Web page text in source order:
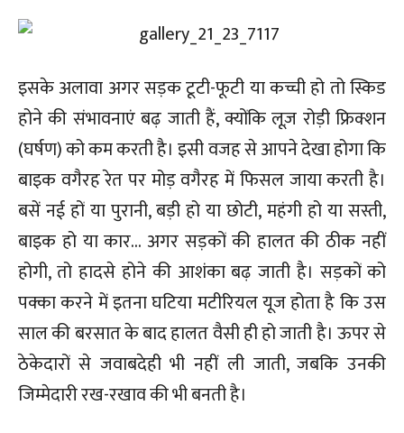
इसके अलावा अगर सड़क टूटी-फूटी या कच्ची हो तो स्किड
होने की संभावनाएं बढ़ जाती हैं, क्योंकि लूज़ रोड़ी फ्रिक्शन
(घर्षण) को कम करती है। इसी वजह से आपने देखा होगा कि
बाइक वगैरह रेत पर मोड़ वगैरह में फिसल जाया करती है।
बसें नई हों या पुरानी, बड़ी हो या छोटी, महंगी हो या सस्ती,
बाइक हो या कार… अगर सड़कों की हालत की ठीक नहीं
होगी, तो हादसे होने की आशंका बढ़ जाती है। सड़कों को
पक्का करने में इतना घटिया मटीरियल यूज होता है कि उस
साल की बरसात के बाद हालत वैसी ही हो जाती है। ऊपर से
ठेकेदारों से जवाबदेही भी नहीं ली जाती, जबकि उनकी
जिम्मेदारी रख-रखाव की भी बनती है।